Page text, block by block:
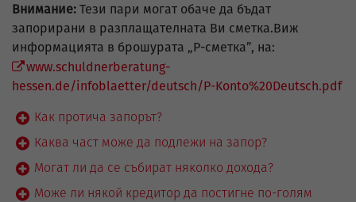
Внимание: Тези пари могат обаче да бъдат
запорирани в разплащателната Ви сметка.Виж
информацията в брошурата „Р-сметка”, на:
www.schuldnerberatung-
hessen.de/infoblaetter/deutsch/P-Konto%20Deutsch.pdf
Как протича запорът?
Каква част може да подлежи на запор?
Могат ли да се събират няколко дохода?
Може ли някой кредитор да постигне по-голям